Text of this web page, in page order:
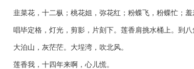
韭菜花，十二枞；桃花姐，弥花红；粉蝶飞，粉蝶忙；羞
唱毕定格，灯光，剪影，片刻下。莲香肩挑水桶上。到八
大泊山，灰茫茫。大埕湾，吹北风。
莲香我，十四年来啊，心儿慌。